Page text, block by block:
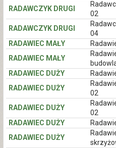
RADAWCZYK DRUGI
02
RADAWCZYK DRUGI
04
RADAWIEC MAŁY
RADAWIEC MAŁY
RADAWIEC DUŻY
RADAWIEC DUŻY
02
RADAWIEC DUŻY
02
RADAWIEC DUŻY
RADAWIEC DUŻY